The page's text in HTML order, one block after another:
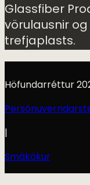
Glassfiber
vörulausnir
trefjaplasts.
Höfundarréttur
|
Smákökur